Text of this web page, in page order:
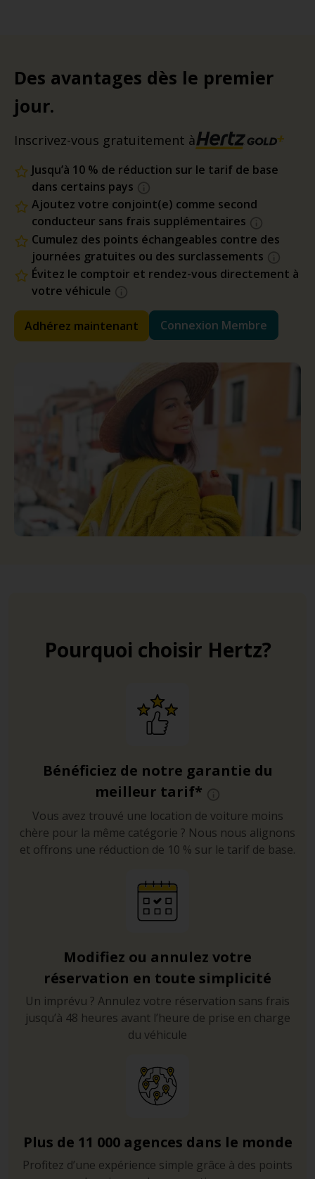
Des avantages dès le premier
jour.
Inscrivez-vous gratuitement à
Jusqu’à 10 % de réduction sur le tarif de base
dans certains pays
Ajoutez votre conjoint(e) comme second
conducteur sans frais supplémentaires
Cumulez des points échangeables contre des
journées gratuites ou des surclassements
Évitez le comptoir et rendez-vous directement à
votre véhicule
Adhérez maintenant Connexion Membre
Pourquoi choisir Hertz?
Bénéficiez de notre garantie du
meilleur tarif*
Vous avez trouvé une location de voiture moins
chère pour la même catégorie ? Nous nous alignons
et offrons une réduction de 10 % sur le tarif de base.
Modifiez ou annulez votre
réservation en toute simplicité
Un imprévu ? Annulez votre réservation sans frais
jusqu’à 48 heures avant l’heure de prise en charge
du véhicule
Plus de 11 000 agences dans le monde
Profitez d’une expérience simple grâce à des points